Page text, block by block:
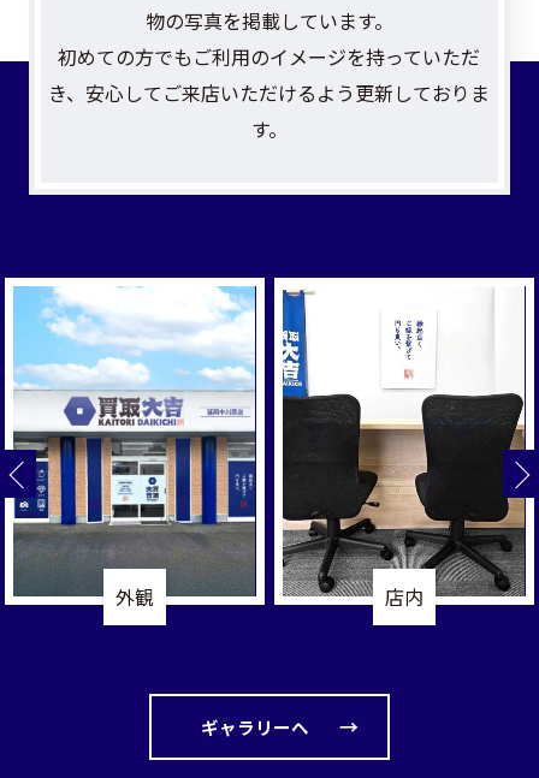
物の写真を掲載しています。
初めての方でもご利用のイメージを持っていただ
き、安心してご来店いただけるよう更新しておりま
す。
外観 店内
ギャラリーへ
お問い合わせはこちら